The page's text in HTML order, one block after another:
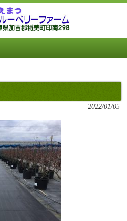
2022/01/05